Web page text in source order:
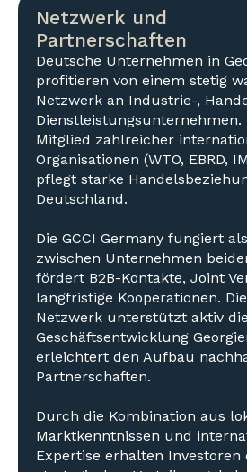
Netzwerk und
Partnerschaften
Deutsche Unternehmen in
profitieren von einem stetig
Netzwerk an Industrie-,
Dienstleistungsunternehmen.
Mitglied zahlreicher
Organisationen (WTO, EBRD,
pflegt starke
Deutschland.
Die GCCI Germany fungiert
zwischen Unternehmen
fördert B2B-Kontakte, Joint
langfristige Kooperationen.
Netzwerk unterstützt aktiv die
Geschäftsentwicklung
erleichtert den Aufbau
Partnerschaften.
Durch die Kombination aus
Marktkenntnissen und
Expertise erhalten Investoren